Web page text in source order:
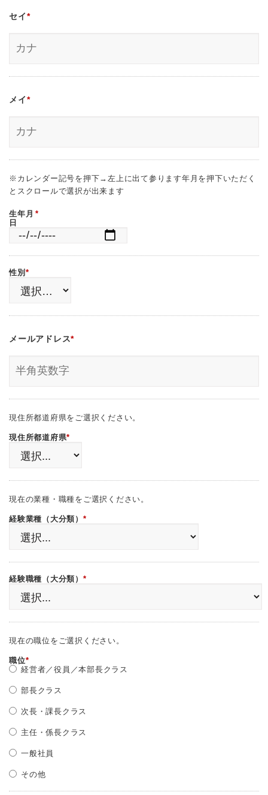
*
セイ
*
メイ
※カレンダー記号を押下→左上に出て参ります年月を押下いただく
とスクロールで選択が出来ます
*
生年月
日
*
性別
*
メールアドレス
現住所都道府県をご選択ください。
*
現住所都道府県
現在の業種・職種をご選択ください。
*
経験業種（大分類）
*
経験職種（大分類）
現在の職位をご選択ください。
*
職位
経営者／役員／本部長クラス
部長クラス
次長・課長クラス
主任・係長クラス
一般社員
その他